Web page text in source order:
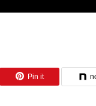
Pin it